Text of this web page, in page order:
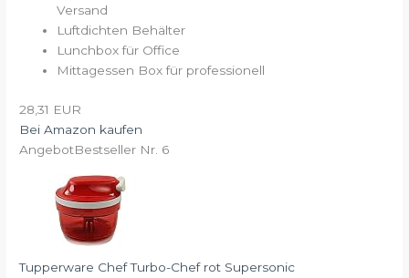
Versand
Luftdichten Behälter
Lunchbox für Office
Mittagessen Box für professionell
28,31 EUR
Bei Amazon kaufen
AngebotBestseller Nr. 6
Tupperware Chef Turbo-Chef rot Supersonic